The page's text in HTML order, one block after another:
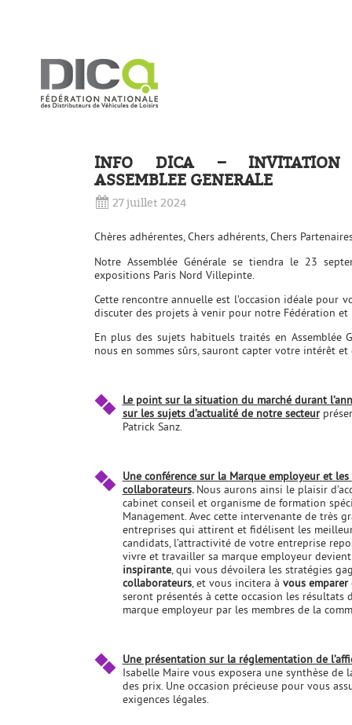
INFO DICA – INVITATION
ASSEMBLEE GENERALE
27 juillet 2024
Chères adhérentes, Chers adhérents, Chers
Notre Assemblée Générale se tiendra le 23
expositions Paris Nord Villepinte.
Cette rencontre annuelle est l’occasion idéale pour
discuter des projets à venir pour notre Fédération et
En plus des sujets habituels traités en Assemblée
nous en sommes sûrs, sauront capter votre intérêt
Le point sur la situation du marché durant
sur les sujets d’actualité de notre secteur
Patrick Sanz.
Une conférence sur la Marque employeur et les
collaborateurs. Nous aurons ainsi le plaisir
cabinet conseil et organisme de formation
Management. Avec cette intervenante de très
entreprises qui attirent et fidélisent les
candidats, l’attractivité de votre entreprise
vivre et travailler sa marque employeur
inspirante, qui vous dévoilera les stratégies
collaborateurs, et vous incitera à vous emparer
seront présentés à cette occasion les
marque employeur par les membres de la
Une présentation sur la réglementation de
Isabelle Maire vous exposera une synthèse de
des prix. Une occasion précieuse pour vous
exigences légales.